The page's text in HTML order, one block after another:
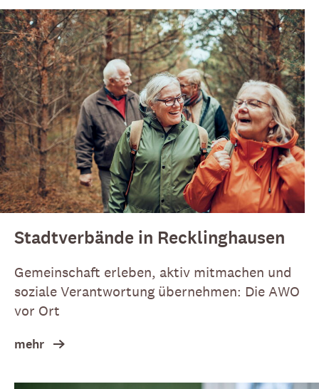
Stadtverbände in Recklinghausen
Gemeinschaft erleben, aktiv mitmachen und
soziale Verantwortung übernehmen: Die AWO
vor Ort
mehr